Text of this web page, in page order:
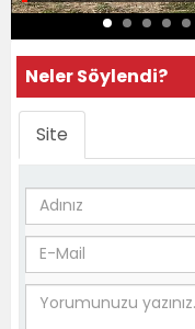
Neler Söylendi?
Site